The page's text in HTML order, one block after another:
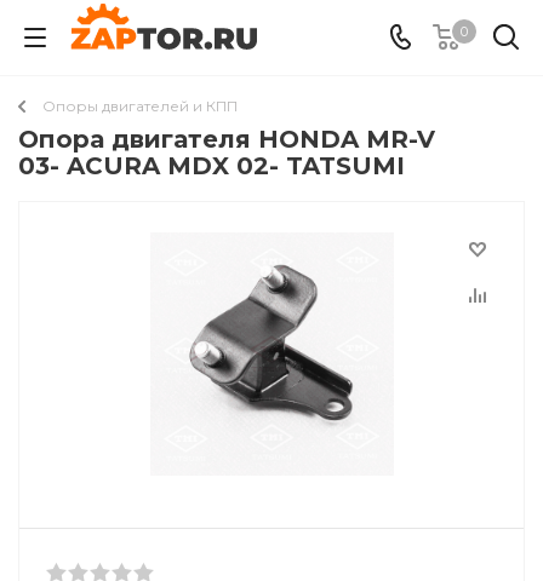
0
Опоры двигателей и КПП
Опора двигателя HONDA MR-V
03- ACURA MDX 02- TATSUMI